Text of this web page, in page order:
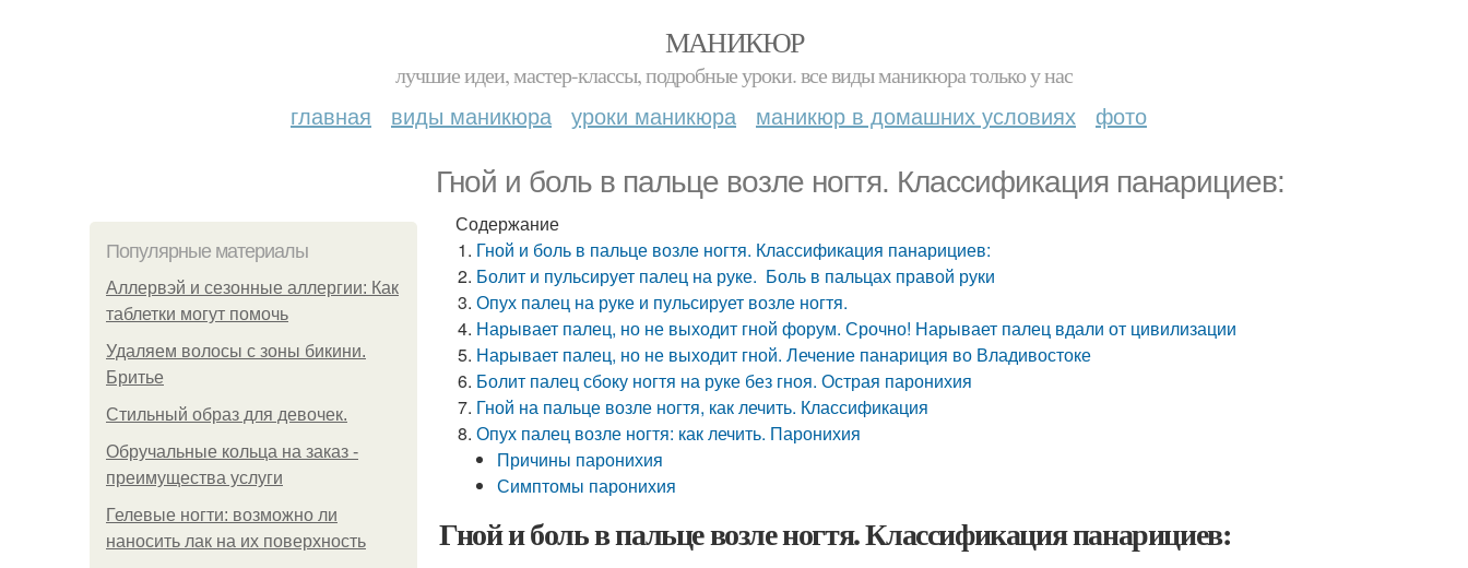
МАНИКЮР
лучшие идеи, мастер-классы, подробные уроки. все виды маникюра только у нас
главная виды маникюра уроки маникюра маникюр в домашних условиях фото
Гной и боль в пальце возле ногтя. Классификация панарициев:
Популярные материалы
Аллервэй и сезонные аллергии: Как
таблетки могут помочь
Удаляем волосы с зоны бикини.
Бритье
Стильный образ для девочек.
Обручальные кольца на заказ -
преимущества услуги
Гелевые ногти: возможно ли
наносить лак на их поверхность
Содержание
Гной и боль в пальце возле ногтя. Классификация панарициев:
Болит и пульсирует палец на руке. Боль в пальцах правой руки
Опух палец на руке и пульсирует возле ногтя.
Нарывает палец, но не выходит гной форум. Срочно! Нарывает палец вдали от цивилизации
Нарывает палец, но не выходит гной. Лечение панариция во Владивостоке
Болит палец сбоку ногтя на руке без гноя. Острая паронихия
Гной на пальце возле ногтя, как лечить. Классификация
Опух палец возле ногтя: как лечить. Паронихия
Причины паронихия
Симптомы паронихия
Гной и боль в пальце возле ногтя. Классификация панарициев: